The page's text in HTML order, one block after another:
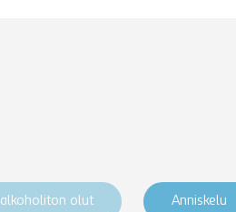
alkoholiton olut Anniskelu